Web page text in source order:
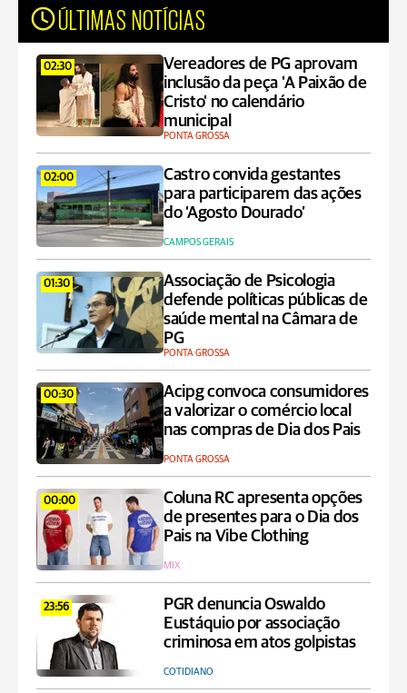
ÚLTIMAS NOTÍCIAS
02:30
Vereadores de PG aprovam
inclusão da peça 'A Paixão de
Cristo' no calendário
municipal
PONTA GROSSA
02:00
Castro convida gestantes
para participarem das ações
do ‘Agosto Dourado’
CAMPOS GERAIS
01:30
Associação de Psicologia
defende políticas públicas de
saúde mental na Câmara de
PG
PONTA GROSSA
00:30
Acipg convoca consumidores
a valorizar o comércio local
nas compras de Dia dos Pais
PONTA GROSSA
00:00
Coluna RC apresenta opções
de presentes para o Dia dos
Pais na Vibe Clothing
MIX
23:56
PGR denuncia Oswaldo
Eustáquio por associação
criminosa em atos golpistas
COTIDIANO